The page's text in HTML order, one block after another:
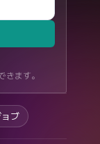
ます。
ブ